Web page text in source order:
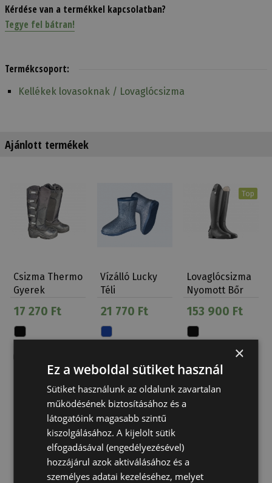
Kérdése van a termékkel kapcsolatban?
Tegye fel bátran!
Termékcsoport:
Kellékek lovasoknak / Lovaglócsizma
Ajánlott termékek
Csizma Thermo
Gyerek
17 270 Ft
Vízálló Lucky
Téli
Csillámos
21 770 Ft
Top
Lovaglócsizma
Nyomott Bőr
153 900 Ft
Fogyóban
×
Ez a weboldal sütiket használ
Sütiket használunk az oldalunk zavartalan
működésének biztosításához és a
látogatóink magasabb szintű
kiszolgálásához. A kijelölt sütik
elfogadásával (engedélyezésével)
hozzájárul azok aktiválásához és a
személyes adatai kezeléséhez, melyet